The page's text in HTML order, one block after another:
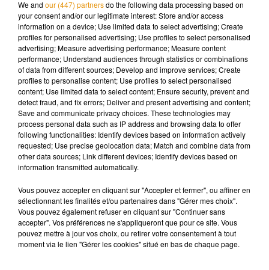
On apprend également que « Gianna », prénom de la fille du
champion NBA, est lui aussi très plébiscité : + 216% en un
an. La fille âgée de 13 ans avait elle aussi perdu la vie dans
l’accident. « Gianna » se glisse ainsi à la 24
place des
prénoms de fille les plus donnés par les Américains.
Musique
7 août 2026
Sensation » avec Kylie Minogue
We and our (447) partnersdo the following data processing based on
your consent and/or our legitimate interest: Store and/or access
information on a device; Use limited data to select advertising; Create
profiles for personalised advertising; Use profiles to select personalised
advertising; Measure advertising performance; Measure content
performance; Understand audiences through statistics or combinations
of data from different sources; Develop and improve services; Create
profiles to personalise content; Use profiles to select personalised
content; Use limited data to select content; Ensure security, prevent and
detect fraud, and fix errors; Deliver and present advertising and content;
Save and communicate privacy choices. These technologies may
process personal data such as IP address and browsing data to offer
following functionalities: Identify devices based on information actively
requested; Use precise geolocation data; Match and combine data from
other data sources; Link different devices; Identify devices based on
information transmitted automatically.
Vous pouvez accepter en cliquant sur "Accepter et fermer", ou affiner en
sélectionnant les finalités et/ou partenaires dans "Gérer mes choix".
Vous pouvez également refuser en cliquant sur "Continuer sans
accepter". Vos préférences ne s'appliqueront que pour ce site. Vous
pouvez mettre à jour vos choix, ou retirer votre consentement à tout
moment via le lien "Gérer les cookies" situé en bas de chaque page.